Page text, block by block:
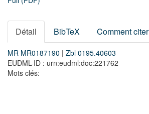
Détail BibTeX Comment citer
MR MR0187190 | Zbl 0195.40603
EUDML-ID : urn:eudml:doc:221762
Mots clés: